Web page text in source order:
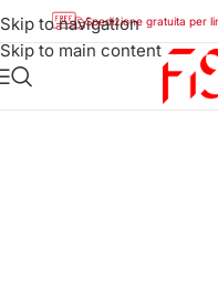
Skip to navigation
Skip to main content
Spedizione gratuita per
Utensili ad